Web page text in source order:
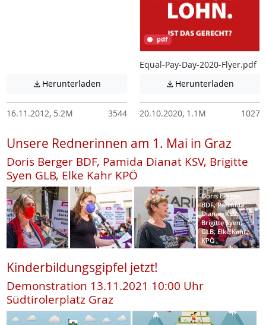
 Herunterladen Achtung: Diese Datei enthält unter
16.11.2012, 5.2M 3544
pdf
Equal-Pay-Day-2020-Flyer.pdf
 Herunterladen
20.10.2020, 1.1M 1027
Unsere Rednerinnen am 1. Mai in Graz
Doris Berger BDF, Pamida Dianat KSV, Brigitte
Syen GLB, Elke Kahr KPÖ
Doris Berger,
BDF; Parmida
Dianat, KSV;
Brigitte Syen,
GLB; Elke Kahr,
KPÖ
Kinderbildungsgipfel jetzt!
Demonstration 13.11.2021 10:00 Uhr
Südtirolerplatz Graz